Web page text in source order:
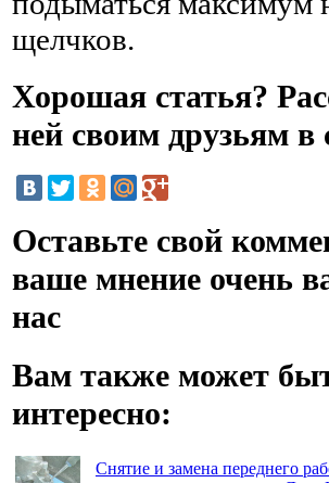
щелчков.
Хорошая статья?
ней своим друзьям в
Оставьте свой
ваше мнение очень
нас
Вам также может
интересно:
Снятие и замена переднего